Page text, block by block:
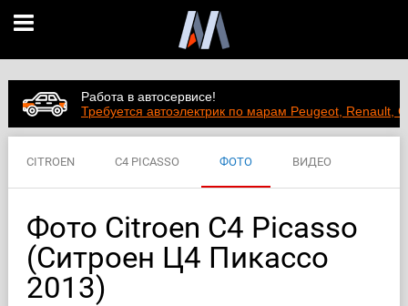
Работа в автосервисе!
Требуется автоэлектрик по марам Peugeot, Renault,
CITROEN C4 PICASSO ФОТО ВИДЕО
Фото Citroen C4 Picasso
(Ситроен Ц4 Пикассо
2013)